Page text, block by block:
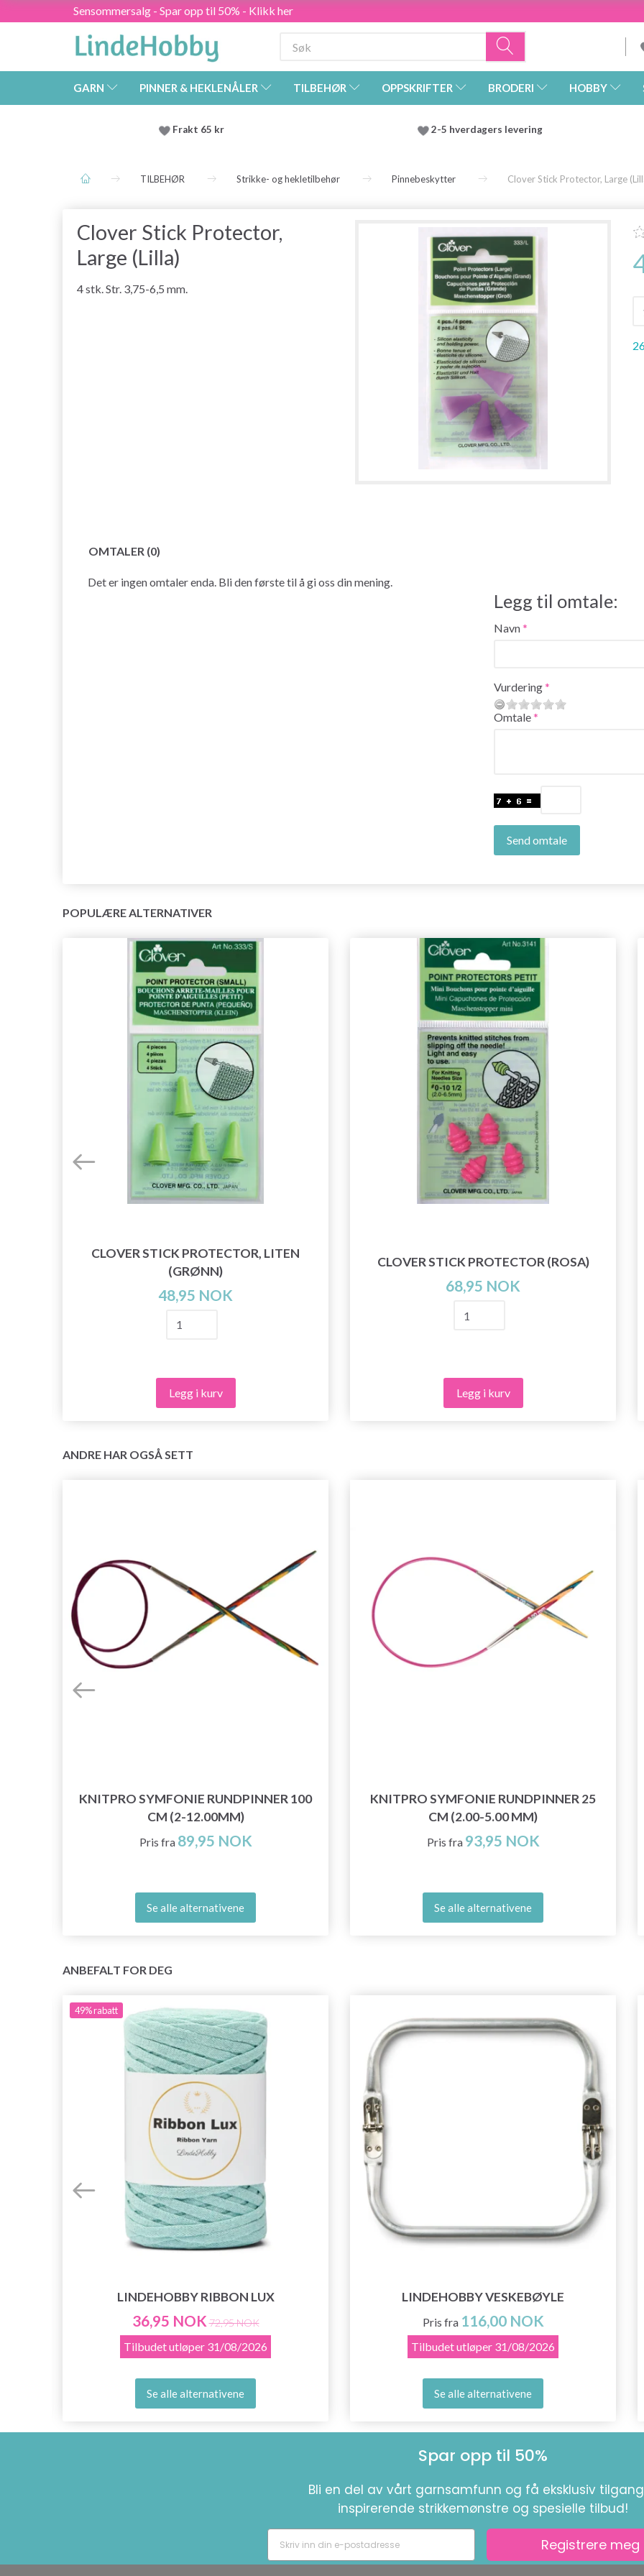
Sensommersalg - Spar opp til 50% - Klikk her
GARN PINNER & HEKLENÅLER TILBEHØR OPPSKRIFTER BRODERI HOBBY
Frakt 65 kr 2-5 hverdagers levering
TILBEHØR Strikke- og hekletilbehør Pinnebeskytter Clover Stick Protector, Large
Clover Stick Protector,
Large (Lilla)
4 stk. Str. 3,75-6,5 mm.
OMTALER (0)
Det er ingen omtaler enda. Bli den første til å gi oss din mening.
Legg til omtale:
Navn
Vurdering
Omtale
Send omtale
POPULÆRE ALTERNATIVER
CLOVER STICK PROTECTOR, LITEN
(GRØNN)
48,95 NOK
Legg i kurv
CLOVER STICK PROTECTOR (ROSA)
68,95 NOK
Legg i kurv
ANDRE HAR OGSÅ SETT
KNITPRO SYMFONIE RUNDPINNER 100
CM (2-12.00MM)
Pris fra 89,95 NOK
Se alle alternativene
KNITPRO SYMFONIE RUNDPINNER 25
CM (2.00-5.00 MM)
Pris fra 93,95 NOK
Se alle alternativene
ANBEFALT FOR DEG
49%rabatt
LINDEHOBBY RIBBON LUX
36,95 NOK 72,95 NOK
Tilbudet utløper 31/08/2026
Se alle alternativene
LINDEHOBBY VESKEBØYLE
Pris fra 116,00 NOK
Tilbudet utløper 31/08/2026
Se alle alternativene
Spar opp til 50%
Bli en del av vårt garnsamfunn og få eksklusiv
inspirerende strikkemønstre og spesielle tilbud!
Registrere meg